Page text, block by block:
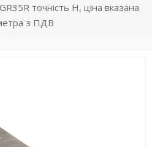
точність H, ціна вказана
з ПДВ